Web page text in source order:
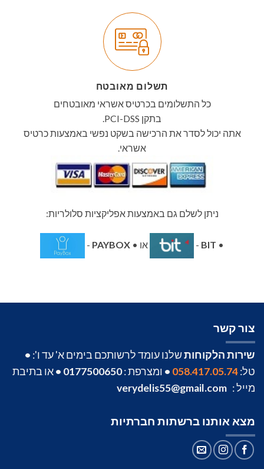
תשלום מאובטח
כל התשלומים בכרטיס אשראי מאובטחים
בתקן PCI-DSS.
אתה יכול לסדר את הרכישה בשקט נפשי באמצעות כרטיס
אשראי.
ניתן לשלם גם באמצעות אפליקציות סלולריות:
•
BIT
- או •PAYBOX
-
צור קשר
שירות הלקוחותשלנו עומד לרשותכם בימים א' עד ו': •
טל:058.417.05.74
• ומצרפת :0177500650
•או בתיבת
מייל : verydelis55@gmail.com
מצא אותנו ברשתות חברתיות